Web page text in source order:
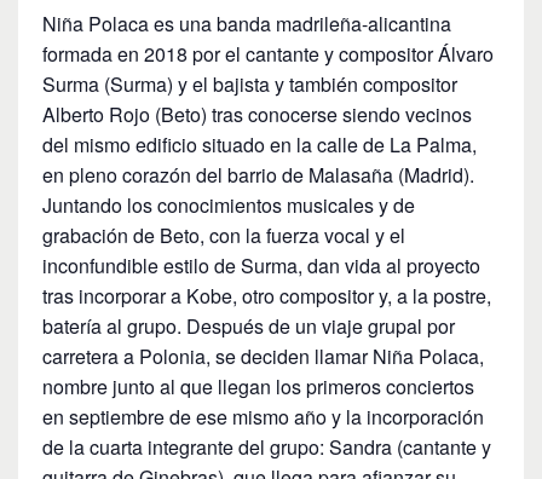
Niña Polaca es una banda madrileña-alicantina
formada en 2018 por el cantante y compositor Álvaro
Surma (Surma) y el bajista y también compositor
Alberto Rojo (Beto) tras conocerse siendo vecinos
del mismo edificio situado en la calle de La Palma,
en pleno corazón del barrio de Malasaña (Madrid).
Juntando los conocimientos musicales y de
grabación de Beto, con la fuerza vocal y el
inconfundible estilo de Surma, dan vida al proyecto
tras incorporar a Kobe, otro compositor y, a la postre,
batería al grupo. Después de un viaje grupal por
carretera a Polonia, se deciden llamar Niña Polaca,
nombre junto al que llegan los primeros conciertos
en septiembre de ese mismo año y la incorporación
de la cuarta integrante del grupo: Sandra (cantante y